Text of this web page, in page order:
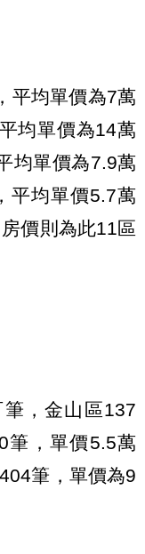
平均單價為7萬
均單價為14萬
均單價為7.9萬
平均單價5.7萬
價則為此11區
，金山區137
筆，單價5.5萬
筆，單價為9